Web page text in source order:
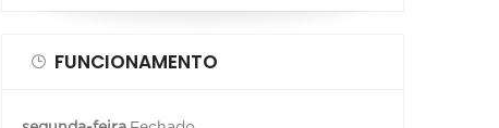
FUNCIONAMENTO